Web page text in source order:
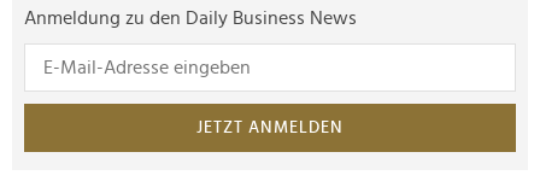
Anmeldung zu den Daily Business News
JETZT ANMELDEN